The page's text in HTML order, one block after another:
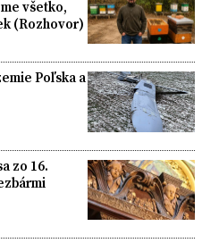
všetko,
(Rozhovor)
Poľska a
zo 16.